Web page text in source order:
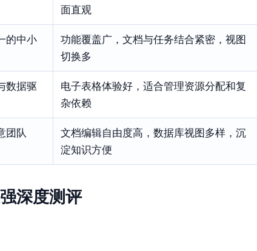
面直观
的中小
功能覆盖广，文档与任务结合紧密，视图
切换多
数据驱
电子表格体验好，适合管理资源分配和复
杂依赖
团队
文档编辑自由度高，数据库视图多样，沉
淀知识方便
深度测评